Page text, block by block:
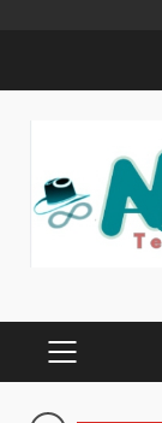
PRIMARY